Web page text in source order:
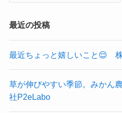
最近の投稿
最近ちょっと嬉しいこと😌
草が伸びやすい季節。みかん
社P2eLabo